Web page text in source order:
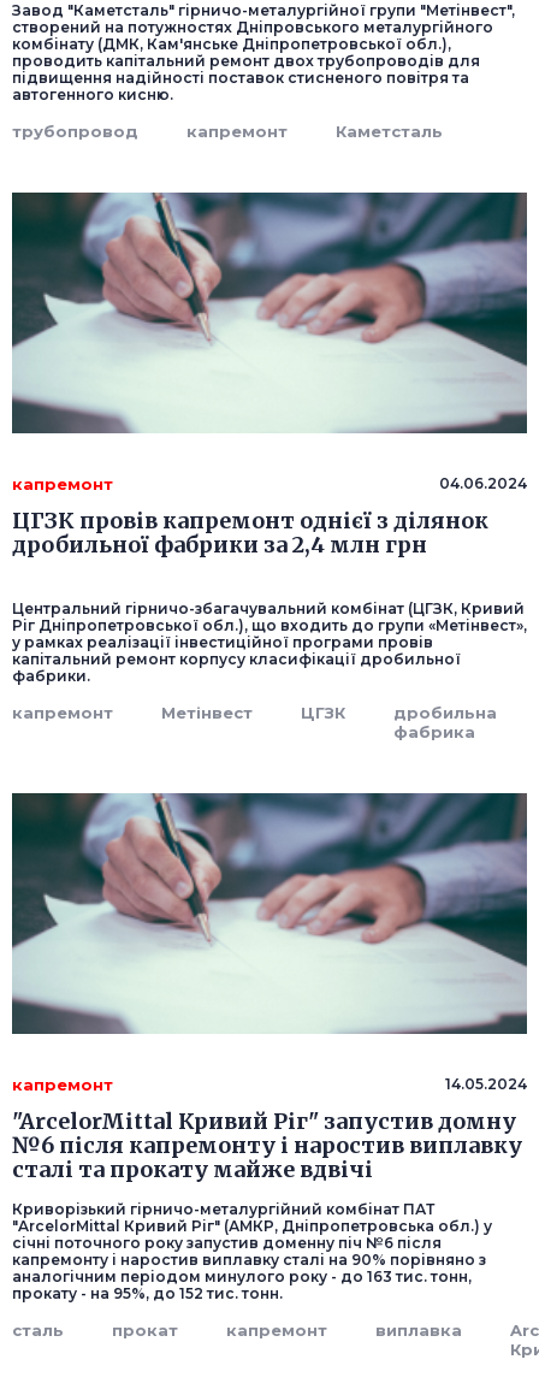
Завод "Каметсталь" гірничо-металургійної групи "Метінвест",
створений на потужностях Дніпровського металургійного
комбінату (ДМК, Кам'янське Дніпропетровської обл.),
проводить капітальний ремонт двох трубопроводів для
підвищення надійності поставок стисненого повітря та
автогенного кисню.
трубопровод капремонт Каметсталь
капремонт 04.06.2024
ЦГЗК провів капремонт однієї з ділянок
дробильної фабрики за 2,4 млн грн
Центральний гірничо-збагачувальний комбінат (ЦГЗК, Кривий
Ріг Дніпропетровської обл.), що входить до групи «Метінвест»,
у рамках реалізації інвестиційної програми провів
капітальний ремонт корпусу класифікації дробильної
фабрики.
капремонт Метінвест ЦГЗК
дробильна
фабрика
капремонт 14.05.2024
"ArcelorMittal Кривий Ріг" запустив домну
№6 після капремонту і наростив виплавку
сталі та прокату майже вдвічі
Криворізький гірничо-металургійний комбінат ПАТ
"ArcelorMittal Кривий Ріг" (АМКР, Дніпропетровська обл.) у
січні поточного року запустив доменну піч №6 після
капремонту і наростив виплавку сталі на 90% порівняно з
аналогічним періодом минулого року - до 163 тис. тонн,
прокату - на 95%, до 152 тис. тонн.
сталь прокат капремонт виплавка